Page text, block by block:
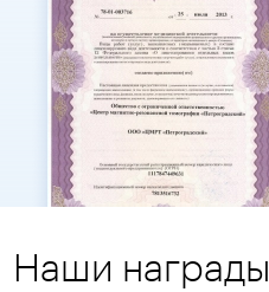
Наши награды